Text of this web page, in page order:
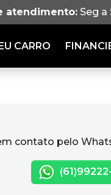
atendimento: Seg a
CARRO
contato pelo